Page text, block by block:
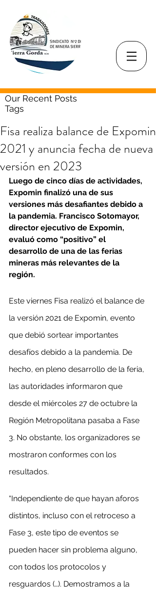
Our Recent Posts
Tags
Fisa realiza balance de Expomin
2021 y anuncia fecha de nueva
versión en 2023
Luego de cinco días de actividades,
Expomin finalizó una de sus
versiones más desafiantes debido a
la pandemia. Francisco Sotomayor,
director ejecutivo de Expomin,
evaluó como “positivo” el
desarrollo de una de las ferias
mineras más relevantes de la
región.
Este viernes Fisa realizó el balance de
la versión 2021 de Expomin, evento
que debió sortear importantes
desafíos debido a la pandemia. De
hecho, en pleno desarrollo de la feria,
las autoridades informaron que
desde el miércoles 27 de octubre la
Región Metropolitana pasaba a Fase
3. No obstante, los organizadores se
mostraron conformes con los
resultados.
“Independiente de que hayan aforos
distintos, incluso con el retroceso a
Fase 3, este tipo de eventos se
pueden hacer sin problema alguno,
con todos los protocolos y
resguardos (…). Demostramos a la